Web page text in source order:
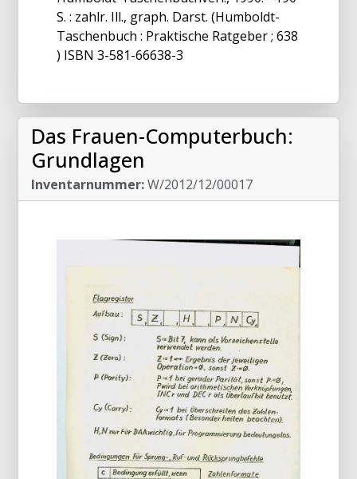
S. : zahlr. Ill., graph. Darst. (Humboldt-
Taschenbuch : Praktische Ratgeber ; 638
) ISBN 3-581-66638-3
Das Frauen-Computerbuch:
Grundlagen
Inventarnummer:W/2012/12/00017